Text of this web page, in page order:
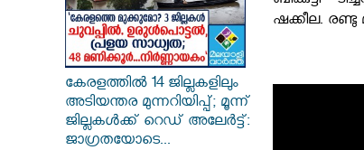
കേരളത്തിൽ 14 ജില്ലകളിലും
അടിയന്തര മുന്നറിയിപ്പ്; മൂന്ന്
ജില്ലകൾക്ക് റെഡ് അലേർട്ട്:
ജാഗ്രതയോടെ...
ഷക്കീല. രണ്ടു